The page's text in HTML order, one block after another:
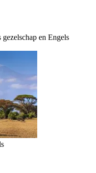
gezelschap en Engels